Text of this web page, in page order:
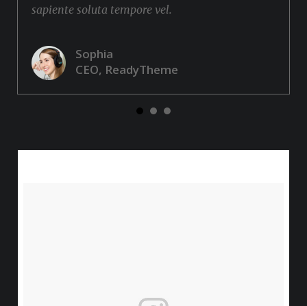
sapiente soluta tempore vel.
Sophia
CEO, ReadyTheme